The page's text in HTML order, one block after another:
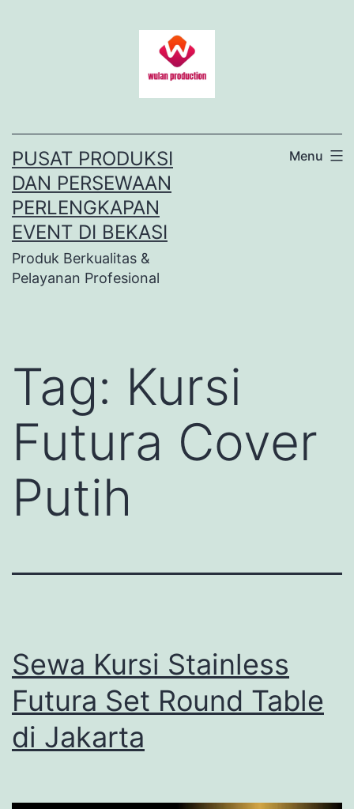
PUSAT PRODUKSI
DAN PERSEWAAN
PERLENGKAPAN
EVENT DI BEKASI
Produk Berkualitas &
Pelayanan Profesional
Menu
Tag: Kursi
Futura Cover
Putih
Sewa Kursi Stainless
Futura Set Round Table
di Jakarta